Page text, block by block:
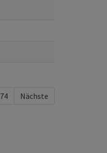
74 Nächste